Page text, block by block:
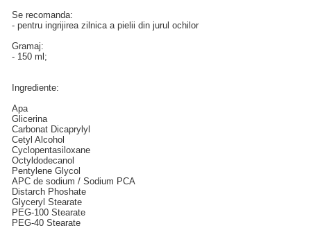
Se recomanda:
- pentru ingrijirea zilnica a pielii din jurul ochilor
Gramaj:
- 150 ml;
Ingrediente:
Apa
Glicerina
Carbonat Dicaprylyl
Cetyl Alcohol
Cyclopentasiloxane
Octyldodecanol
Pentylene Glycol
APC de sodium / Sodium PCA
Distarch Phoshate
Glyceryl Stearate
PEG-100 Stearate
PEG-40 Stearate